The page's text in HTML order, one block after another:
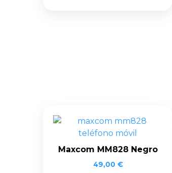
Maxcom MM828 Negro
49,00 €